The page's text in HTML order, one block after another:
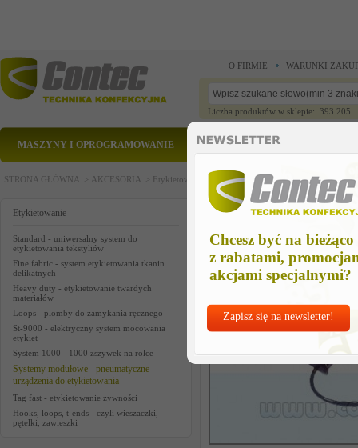
Chcesz być na bieżąco
z rabatami,
akcjami specjalnymi?
Zapisz się na newsletter!
O FIRMIE WARUNKI
Liczba produktów w sklepie: 393 205
MASZYNY I OPROGRAMOWANIE CZĘŚCI ZAMIENNE
STRONA GŁÓWNA > AKCESORIA > Etykietowanie > Systemy modułowe -
Etykietowanie
Standard - uniwersalny system do
etykietowania tekstyliów
Fine fabric - system etykietowania tkanin
delikatnych
Heavy duty - etykietowanie twardych
materiałów
Loops - plomby do zamykania ręcznego
St-9000 - elektryczny system mocowania
etykiet
System 1000 - 1000 zszywek na rolce
Systemy modułowe - pneumatyczne
urządzenia do etykietowania
Tag fast - etykietowanie żywności
Hooks, loops, t-ends - czyli wieszaczki,
pętelki, zawieszki
sy 1000 ind p/grip actuator